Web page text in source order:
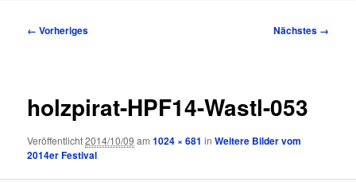
Bilder-
← Vorheriges Nächstes →
holzpirat-HPF14-Wastl-053
Veröffentlicht2014/10/09 am1024 × 681 inWeitere Bilder vom
2014er Festival